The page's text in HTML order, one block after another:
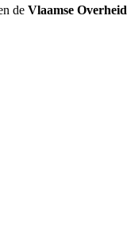
de Vlaamse Overheid